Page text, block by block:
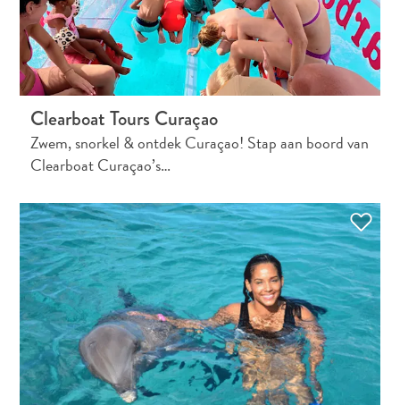
Clearboat Tours Curaçao
Zwem, snorkel & ontdek Curaçao! Stap aan boord van
Clearboat Curaçao’s…